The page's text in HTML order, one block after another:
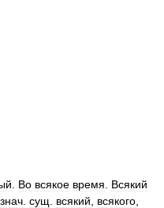
Во всякое время
Всякий
знач сущ всякий всякого